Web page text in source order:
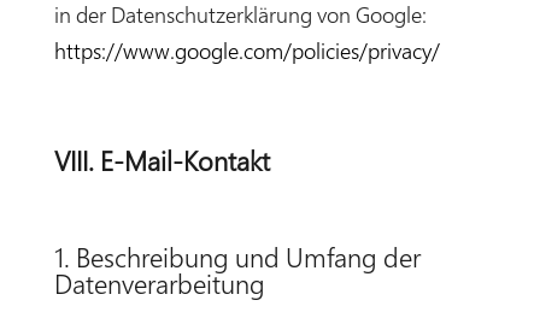
in der Datenschutzerklärung von Google:
https://www.google.com/policies/privacy/
VIII. E-Mail-Kontakt
1. Beschreibung und Umfang der
Datenverarbeitung